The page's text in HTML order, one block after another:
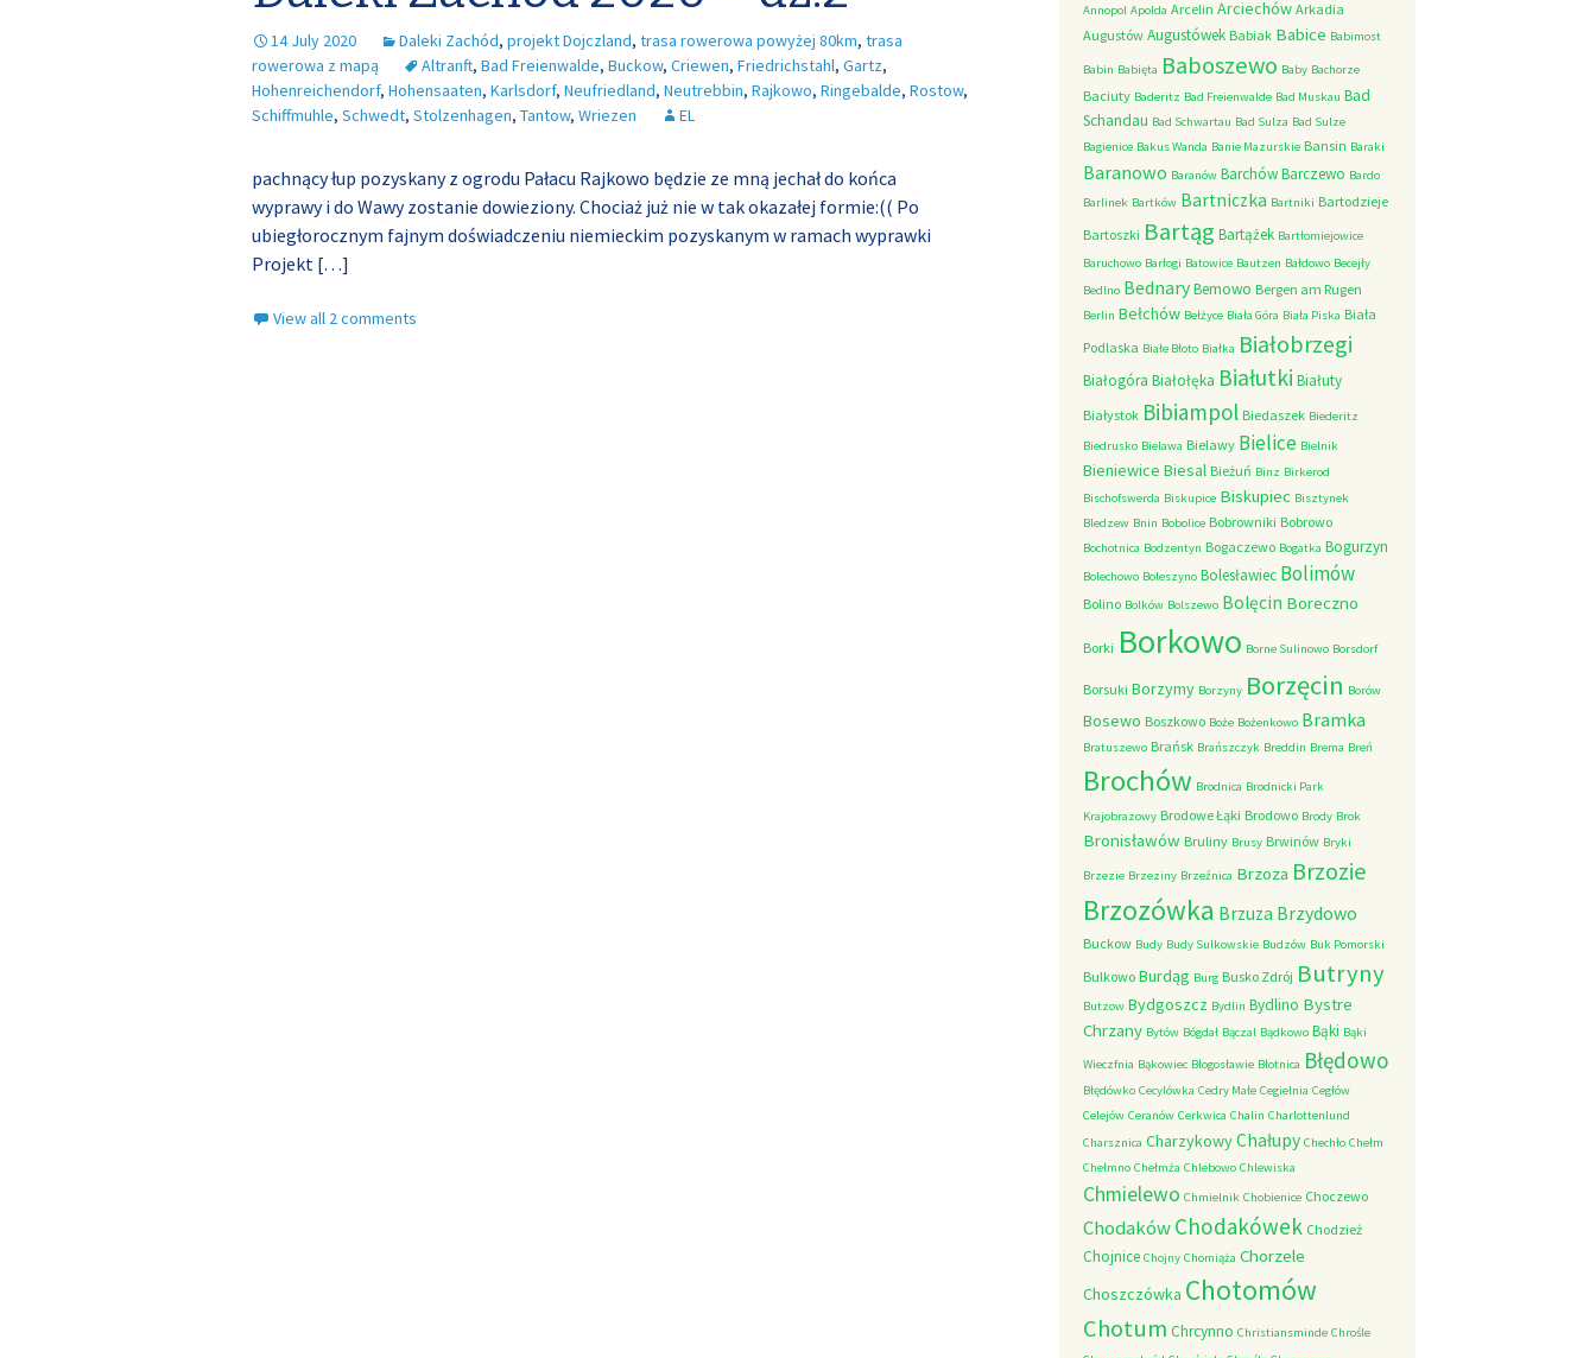
14 July 2020 Daleki Zachód, projekt Dojczland, trasa rowerowa powyżej 80km, trasa
rowerowa z mapą
Altranft, Bad Freienwalde, Buckow, Criewen, Friedrichstahl, Gartz,
Hohenreichendorf, Hohensaaten, Karlsdorf, Neufriedland, Neutrebbin, Rajkowo, Ringebalde, Rostow,
Schiffmuhle, Schwedt, Stolzenhagen, Tantow, Wriezen EL
pachnący łup pozyskany z ogrodu Pałacu Rajkowo będzie ze mną jechał do końca
wyprawy i do Wawy zostanie dowieziony. Chociaż już nie w tak okazałej formie:(( Po
ubiegłorocznym fajnym doświadczeniu niemieckim pozyskanym w ramach wyprawki
Projekt […]
View all 2 comments
Annopol Apolda Arcelin Arciechów Arkadia
Augustów Augustówek Babiak Babice Babimost
Babin Babięta Baboszewo Baby Bachorze
Baciuty Baderitz Bad Freienwalde Bad Muskau Bad
Schandau Bad Schwartau Bad Sulza Bad Sulze
Bagienice Bakus Wanda Banie Mazurskie Bansin Baraki
Baranowo Baranów BarchówBarczewo Bardo
Barlinek Bartków Bartniczka Bartniki Bartodzieje
Bartoszki Bartąg Bartążek Bartłomiejowice
Baruchowo Barłogi Batowice Bautzen Bałdowo Becejły
Bedlno BednaryBemowo Bergen am Rugen
Berlin Bełchów Bełżyce Biała Góra Biała Piska Biała
Podlaska Białe Błoto Białka Białobrzegi
Białogóra Białołęka Białutki Białuty
Białystok Bibiampol Biedaszek Biederitz
Biedrusko Bielawa Bielawy Bielice Bielnik
Bieniewice Biesal Bieżuń Binz Birkerod
Bischofswerda Biskupice Biskupiec Bisztynek
Bledzew Bnin Bobolice Bobrowniki Bobrowo
Bochotnica Bodzentyn Bogaczewo Bogatka Bogurzyn
Bolechowo Boleszyno Bolesławiec Bolimów
Bolino Bolków Bolszewo Bolęcin Boreczno
Borki Borkowo Borne Sulinowo Borsdorf
Borsuki Borzymy Borzyny Borzęcin Borów
Bosewo Boszkowo Boże Bożenkowo Bramka
Bratuszewo Brańsk Brańszczyk Breddin Brema Breń
Brochów Brodnica Brodnicki Park
Krajobrazowy Brodowe Łąki Brodowo Brody Brok
Bronisławów Bruliny Brusy Brwinów Bryki
Brzezie Brzeziny Brzeźnica Brzoza Brzozie
Brzozówka Brzuza Brzydowo
Buckow Budy Budy Sulkowskie Budzów Buk Pomorski
Bulkowo Burdąg Burg Busko Zdrój Butryny
Butzow Bydgoszcz Bydlin Bydlino Bystre
Chrzany Bytów Bógdał Bączal Bądkowo Bąki Bąki
Wieczfnia Bąkowiec Błogosławie Błotnica Błędowo
Błędówko Cecylówka Cedry Małe Cegielnia Cegłów
Celejów Ceranów Cerkwica Chalin Charlottenlund
Charsznica CharzykowyChałupy Chechło Chełm
Chełmno Chełmża Chlebowo Chlewiska
Chmielewo Chmielnik Chobienice Choczewo
ChodakówChodakówek Chodzież
Chojnice Chojny Chomiąża Chorzele
Choszczówka Chotomów
Chotum Chrcynno Christiansminde Chrośle